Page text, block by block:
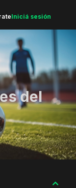
Iniciá sesión
del